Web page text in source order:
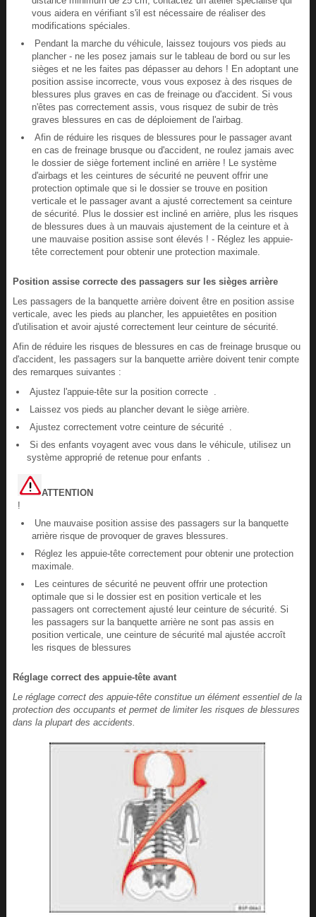
vous aidera en vérifiant s'il est nécessaire de réaliser des
modifications spéciales.
Pendant la marche du véhicule, laissez toujours vos pieds au
plancher - ne les posez jamais sur le tableau de bord ou sur les
sièges et ne les faites pas dépasser au dehors ! En adoptant une
position assise incorrecte, vous vous exposez à des risques de
blessures plus graves en cas de freinage ou d'accident. Si vous
n'êtes pas correctement assis, vous risquez de subir de très
graves blessures en cas de déploiement de l'airbag.
Afin de réduire les risques de blessures pour le passager avant
en cas de freinage brusque ou d'accident, ne roulez jamais avec
le dossier de siège fortement incliné en arrière ! Le système
d'airbags et les ceintures de sécurité ne peuvent offrir une
protection optimale que si le dossier se trouve en position
verticale et le passager avant a ajusté correctement sa ceinture
de sécurité. Plus le dossier est incliné en arrière, plus les risques
de blessures dues à un mauvais ajustement de la ceinture et à
une mauvaise position assise sont élevés ! - Réglez les appuie-
tête correctement pour obtenir une protection maximale.
Position assise correcte des passagers sur les sièges arrière
Les passagers de la banquette arrière doivent être en position assise
verticale, avec les pieds au plancher, les appuietêtes en position
d'utilisation et avoir ajusté correctement leur ceinture de sécurité.
Afin de réduire les risques de blessures en cas de freinage brusque ou
d'accident, les passagers sur la banquette arrière doivent tenir compte
des remarques suivantes :
Ajustez l'appuie-tête sur la position correcte .
Laissez vos pieds au plancher devant le siège arrière.
Ajustez correctement votre ceinture de sécurité .
Si des enfants voyagent avec vous dans le véhicule, utilisez un
système approprié de retenue pour enfants .
ATTENTION
!
Une mauvaise position assise des passagers sur la banquette
arrière risque de provoquer de graves blessures.
Réglez les appuie-tête correctement pour obtenir une protection
maximale.
Les ceintures de sécurité ne peuvent offrir une protection
optimale que si le dossier est en position verticale et les
passagers ont correctement ajusté leur ceinture de sécurité. Si
les passagers sur la banquette arrière ne sont pas assis en
position verticale, une ceinture de sécurité mal ajustée accroît
les risques de blessures
Réglage correct des appuie-tête avant
Le réglage correct des appuie-tête constitue un élément essentiel de la
protection des occupants et permet de limiter les risques de blessures
dans la plupart des accidents.